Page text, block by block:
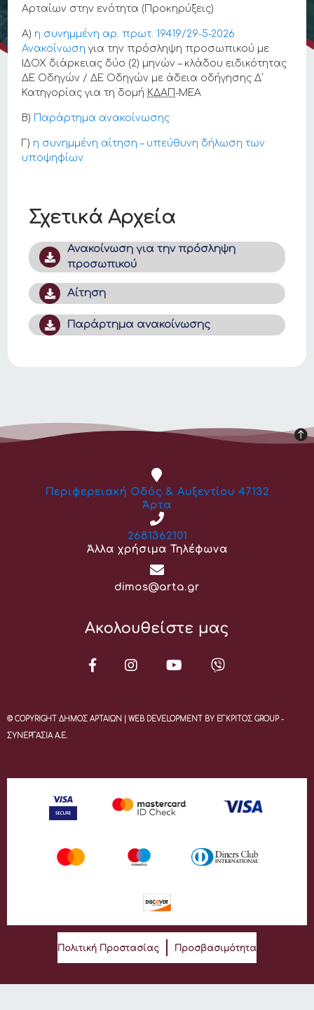
Σχετικά Αρχεία
Ανακοίνωση για την πρόσληψη
προσωπικού
Αίτηση
Παράρτημα ανακοίνωσης
Αρταίων στην ενότητα (Προκηρύξεις)
Α) η συνημμένη αρ. πρωτ. 19419/29-5-2026
Ανακοίνωση για την πρόσληψη προσωπικού με
ΙΔΟΧ διάρκειας δύο (2) μηνών – κλάδου ειδικότητας
ΔΕ Οδηγών / ΔΕ Οδηγών με άδεια οδήγησης Δ΄
Κατηγορίας για τη δομή ΚΔΑΠ-ΜΕΑ
Β) Παράρτημα ανακοίνωσης
Γ) η συνημμένη αίτηση – υπεύθυνη δήλωση των
υποψηφίων
Διεύθυνση:
Περιφερειακή Οδός & Αυξεντίου 47132
Άρτα
Τηλέφωνο:
2681362101
Άλλα χρήσιμα Τηλέφωνα
Email:
dimos@arta.gr
Ακολουθείστε μας
© COPYRIGHT ΔΗΜΟΣ ΑΡΤΑΙΩΝ | WEB DEVELOPMENT BY ΕΓΚΡΙΤΟΣ GROUP -
ΣΥΝΕΡΓΑΣΙΑ Α.Ε.
Πολιτική Προστασίας Προσβασιμότητα